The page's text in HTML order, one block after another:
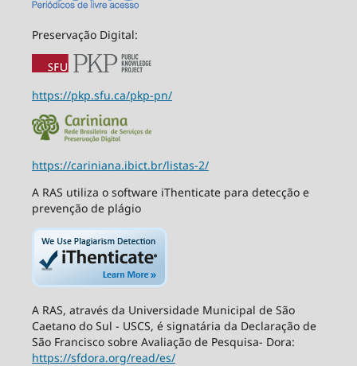
Preservação Digital:
https://pkp.sfu.ca/pkp-pn/
https://cariniana.ibict.br/listas-2/
A RAS utiliza o software iThenticate para detecção e
prevenção de plágio
A RAS, através da Universidade Municipal de São
Caetano do Sul - USCS, é signatária da Declaração de
São Francisco sobre Avaliação de Pesquisa- Dora:
https://sfdora.org/read/es/